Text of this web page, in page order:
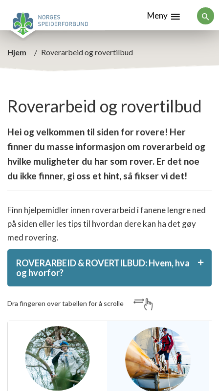
Meny
Hjem Roverarbeid og rovertilbud
Roverarbeid og rovertilbud
Hei og velkommen til siden for rovere! Her
finner du masse informasjon om roverarbeid og
hvilke muligheter du har som rover. Er det noe
du ikke finner, gi oss et hint, så fikser vi det!
Finn hjelpemidler innen roverarbeid i fanene lengre ned
på siden eller les tips til hvordan dere kan ha det gøy
med rovering.
ROVERARBEID & ROVERTILBUD: Hvem, hva
og hvorfor?
Det er ingen fasit på hva rovering er, og hva man
finner på noe som engasjerer og motiverer dem. Vi
håper at roverprogrammet og disse roversidene
kan gi dere noen nyttige pekepinn på hva dere kan
finne på, og litt starthjelp hvis dere ønsker å bygge
opp et roverlag.
Dra fingeren over tabellen for å scrolle